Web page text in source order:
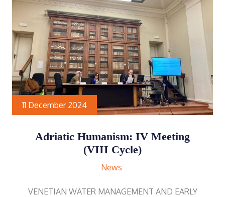
11 December 2024
Adriatic Humanism: IV Meeting
(VIII Cycle)
News
VENETIAN WATER MANAGEMENT AND EARLY